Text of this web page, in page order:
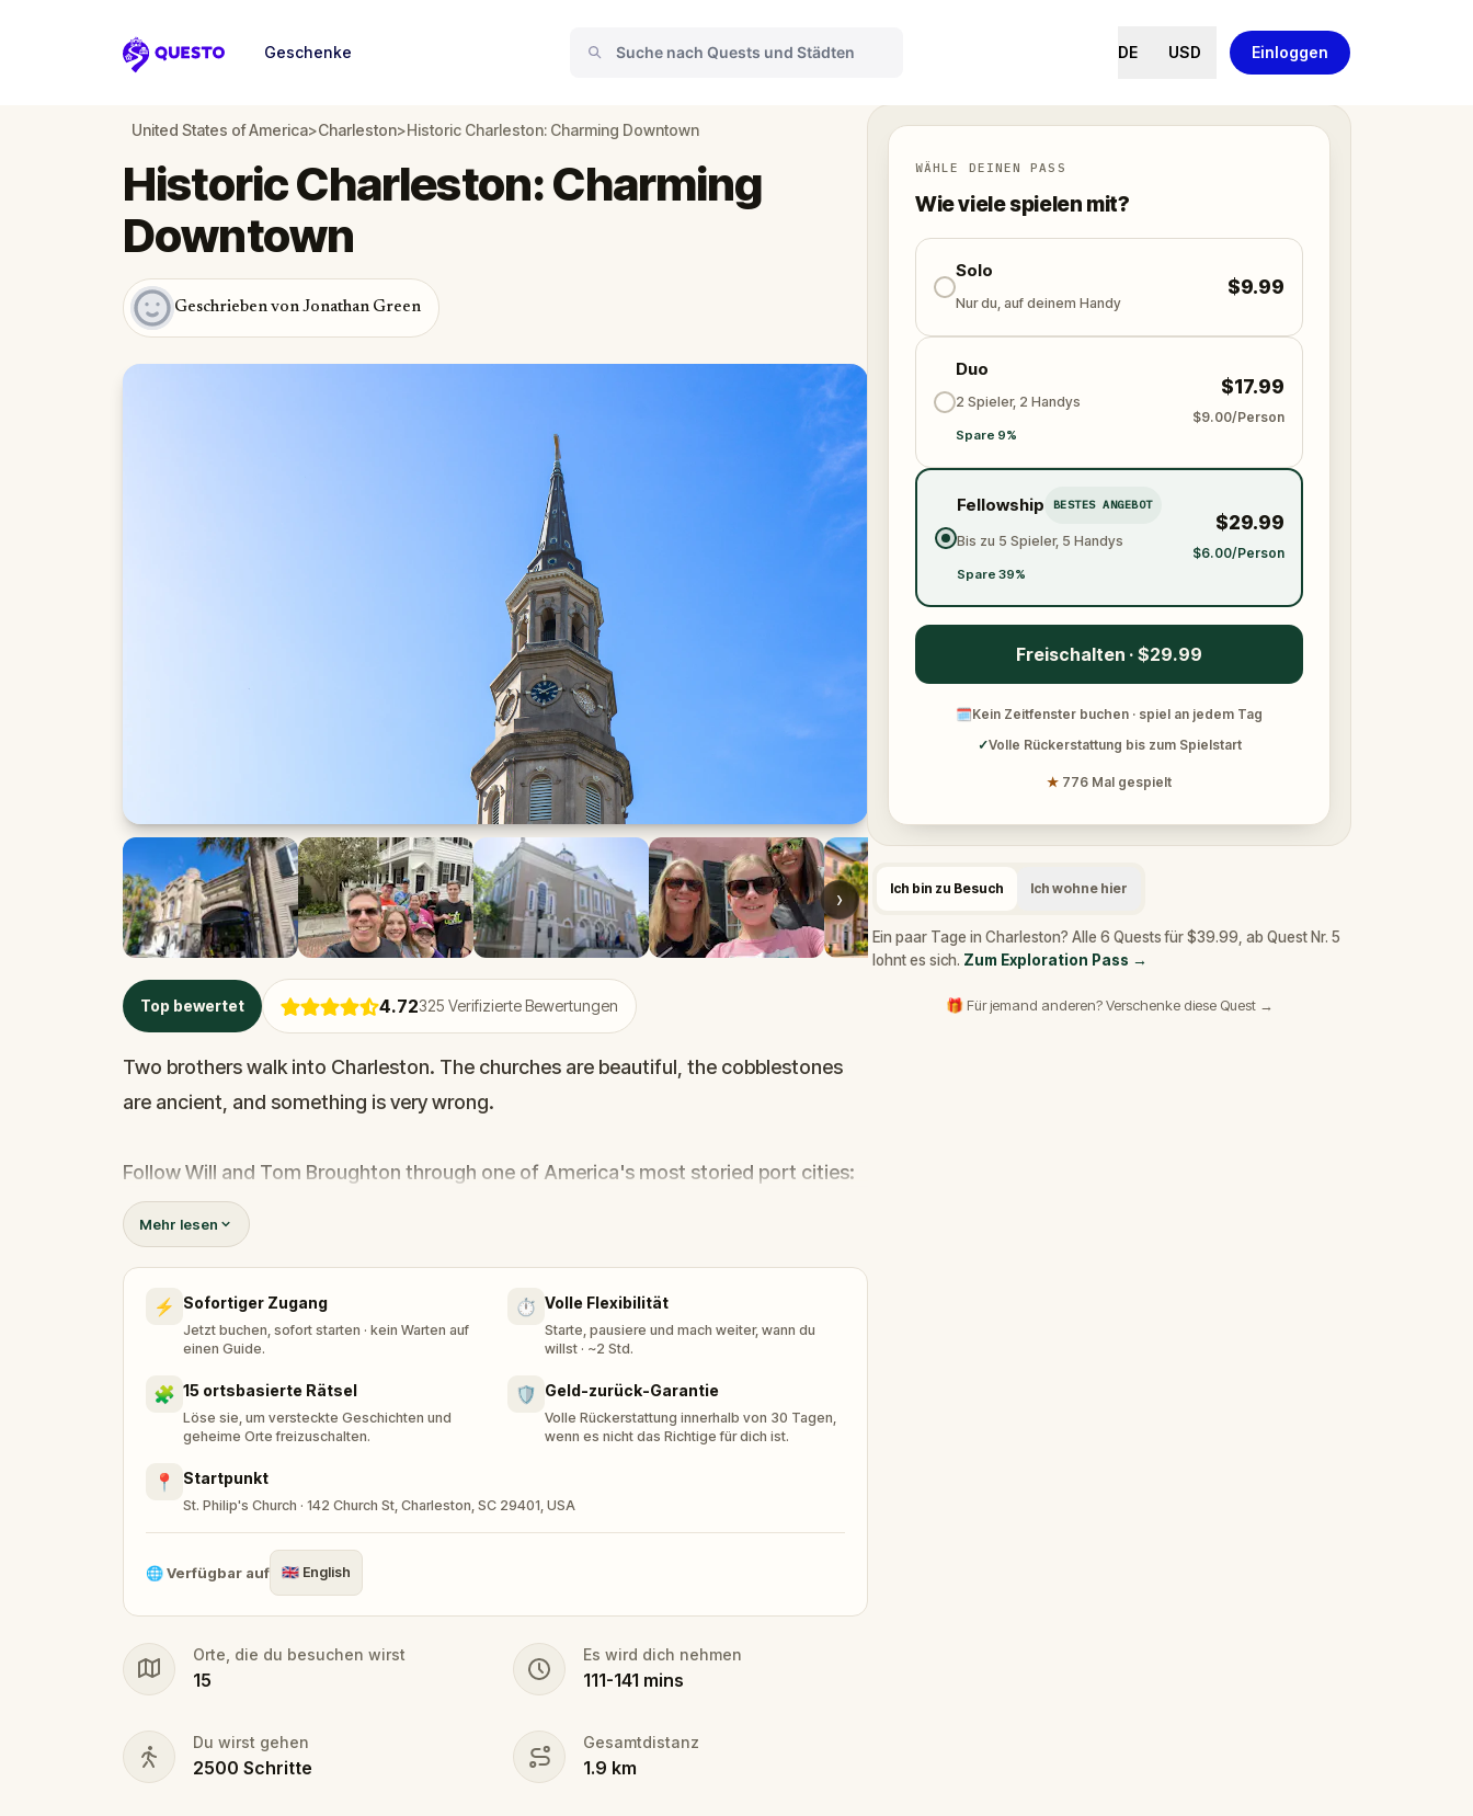
Questo
Geschenke DE USD Einloggen
United States of America>Charleston>Historic Charleston: Charming Downtown
›
Top bewertet 4.72325 Verifizierte Bewertungen
Historic Charleston: Charming
Downtown
Geschrieben von Jonathan Green
Two brothers walk into Charleston. The churches are beautiful, the cobblestones
are ancient, and something is very wrong.
Follow Will and Tom Broughton through one of America's most storied port cities:
past graveyards and grand houses, pirate history and fire-scarred buildings, the
oldest liquor store in America and the gates of a legendary blacksmith.
Every block has a story. Some of them are still playing out.
Mehr lesen
⚡ Sofortiger Zugang
Jetzt buchen, sofort starten · kein Warten auf
einen Guide.
⏱️ Volle Flexibilität
Starte, pausiere und mach weiter, wann du
willst · ~2 Std.
🧩 15 ortsbasierte Rätsel
Löse sie, um versteckte Geschichten und
geheime Orte freizuschalten.
🛡️ Geld-zurück-Garantie
Volle Rückerstattung innerhalb von 30 Tagen,
wenn es nicht das Richtige für dich ist.
📍 Startpunkt
St. Philip's Church · 142 Church St, Charleston, SC 29401, USA
🌐Verfügbar auf 🇬🇧 English
Orte, die du besuchen wirst
15
Es wird dich nehmen
111-141 mins
Du wirst gehen
2500 Schritte
Gesamtdistanz
1.9 km
WÄHLE DEINEN PASS
Wie viele spielen mit?
Solo
Nur du, auf deinem Handy
$9.99
Duo
2 Spieler, 2 Handys
Spare 9%
$17.99
$9.00/Person
Fellowship BESTES ANGEBOT
Bis zu 5 Spieler, 5 Handys
Spare 39%
$29.99
$6.00/Person
Freischalten · $29.99
🗓Kein Zeitfenster buchen · spiel an jedem Tag
✓Volle Rückerstattung bis zum Spielstart
★ 776 Mal gespielt
Ich bin zu Besuch Ich wohne hier
Ein paar Tage in Charleston? Alle 6 Quests für $39.99, ab Quest Nr. 5
lohnt es sich. Zum Exploration Pass →
🎁 Für jemand anderen? Verschenke diese Quest →